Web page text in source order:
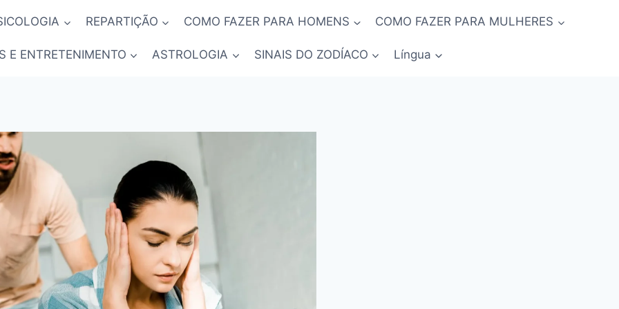
REPARTIÇÃO COMO FAZER PARA HOMENS COMO FAZER PARA MULHERES
E ENTRETENIMENTO ASTROLOGIA SINAIS DO ZODÍACO Língua